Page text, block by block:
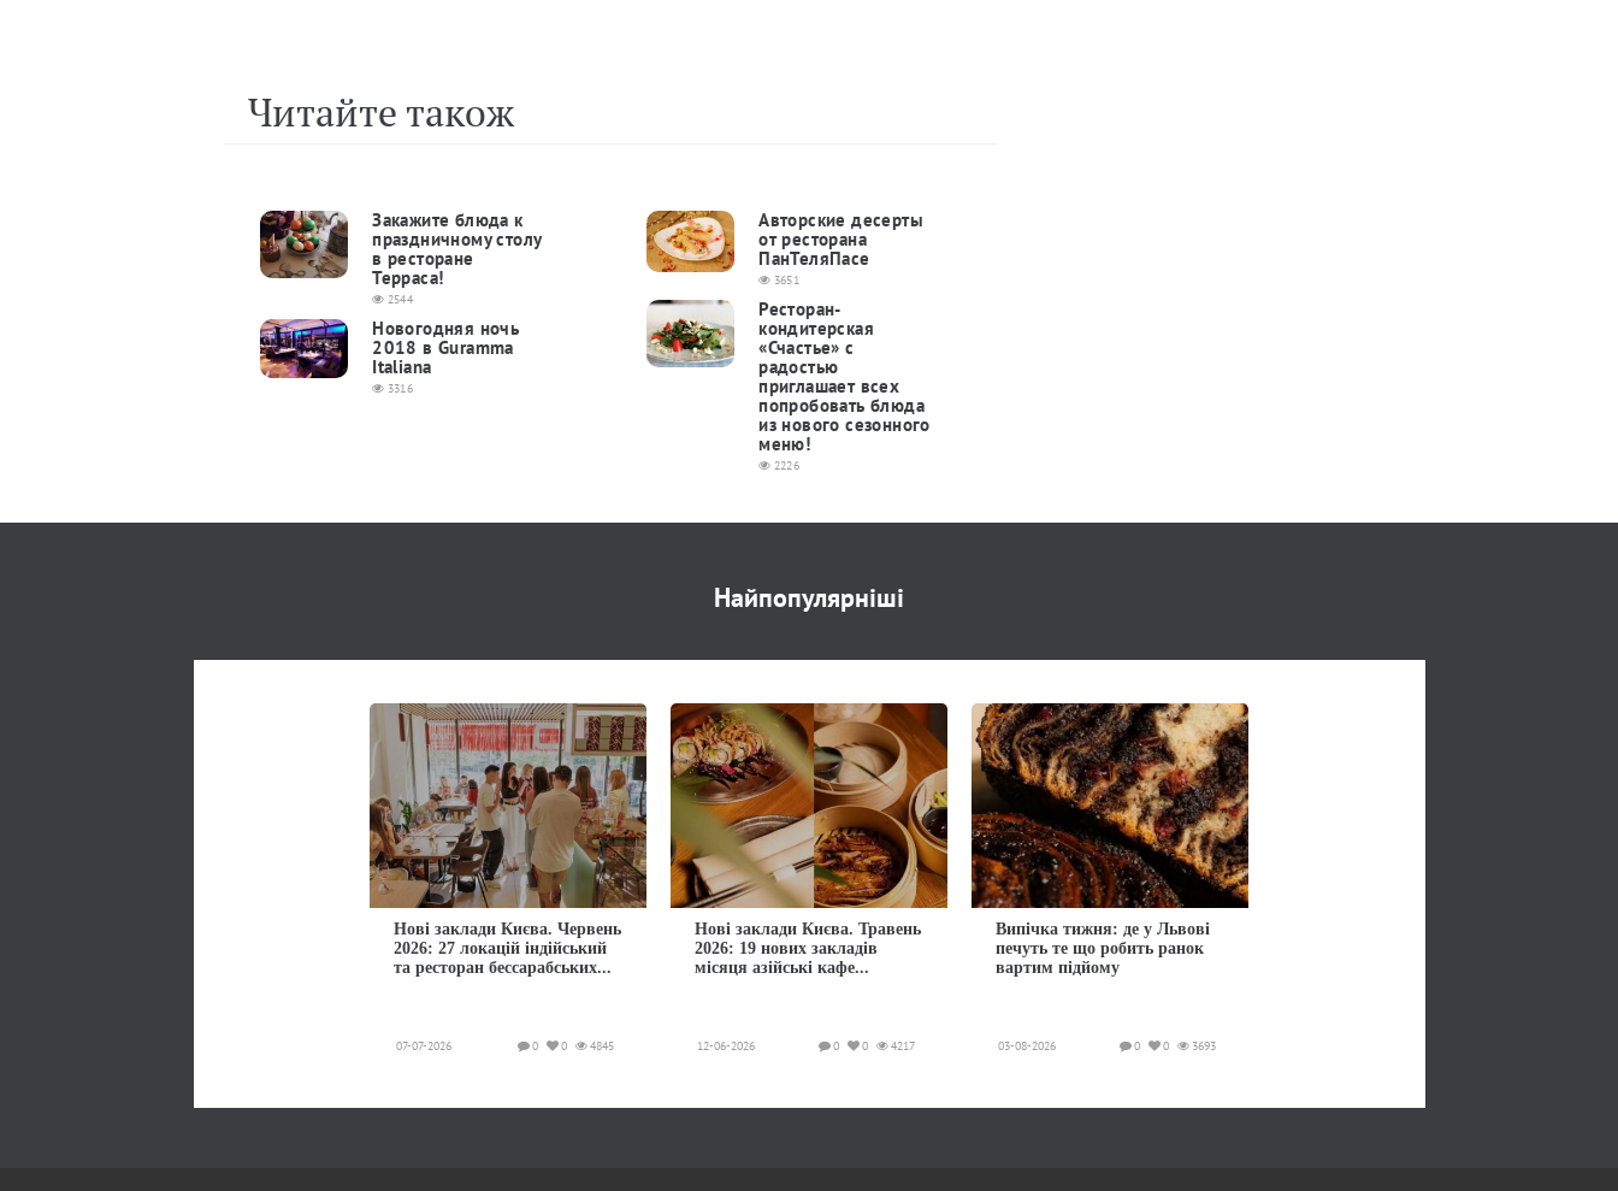
Читайте також
Закажите блюда к
праздничному столу
в ресторане
Терраса!
2544
Новогодняя ночь
2018 в Guramma
Italiana
3316
Авторские десерты
от ресторана
ПанТеляПасе⁩
3651
Ресторан-
кондитерская
«Счастье» с
радостью
приглашает всех
попробовать блюда
из нового сезонного
меню!
2226
Найпопулярніші
Нові заклади Києва. Червень
2026: 27 локацій індійський
та ресторан бессарабських...
07-07-2026 4845
0
0
Нові заклади Києва. Травень
2026: 19 нових закладів
місяця азійські кафе...
12-06-2026 4217
0
0
Випічка тижня: де у Львові
печуть те що робить ранок
вартим підйому
03-08-2026 3693
0
0